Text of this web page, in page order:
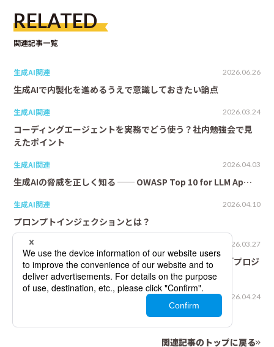
RELATED
関連記事一覧
生成AI関連 2026.06.26
生成AIで内製化を進めるうえで意識しておきたい論点
生成AI関連 2026.03.24
コーディングエージェントを実務でどう使う？社内勉強会で見
えたポイント
生成AI関連 2026.04.03
生成AIの脅威を正しく知る ── OWASP Top 10 for LLM Ap…
生成AI関連 2026.04.10
プロンプトインジェクションとは？
生成AI関連 2026.03.27
AGENTS.mdとは？AIコーディングエージェントに渡す「プロジ
ェクトの取扱説…
2026.04.24
関連記事のトップに戻る